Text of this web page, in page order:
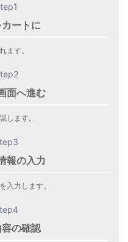
ートに
ます。
面へ進む
します。
報の入力
入力します。
の確認